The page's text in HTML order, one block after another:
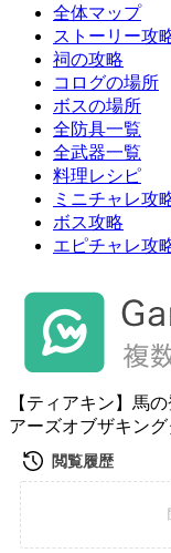
全体マップ
ストーリー攻
祠の攻略
コログの場所
ボスの場所
全防具一覧
全武器一覧
料理レシピ
ミニチャレ攻
ボス攻略
エピチャレ攻
【ティアキン】馬
アーズオブザキング